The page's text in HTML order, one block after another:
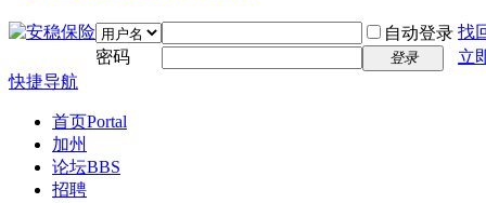
自动登录 找
密码
登录
立
快捷导航
首页Portal
加州
论坛BBS
招聘